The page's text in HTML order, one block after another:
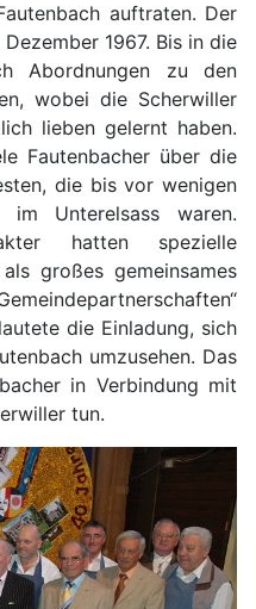
auftraten. Der
1967. Bis in die
Abordnungen zu den
wobei die Scherwiller
lieben gelernt haben.
Fautenbacher über die
die bis vor wenigen
im Unterelsass waren.
hatten spezielle
großes gemeinsames
die Einladung, sich
umzusehen. Das
in Verbindung mit
tun.